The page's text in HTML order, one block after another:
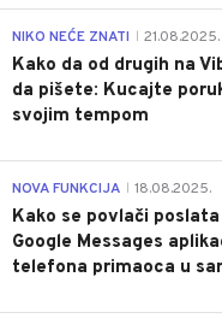
NIKO NEĆE ZNATI 21.08.2025.
Kako da od drugih na
da pišete: Kucajte
svojim tempom
NOVA FUNKCIJA 18.08.2025.
Kako se povlači
Google Messages
telefona primaoca u